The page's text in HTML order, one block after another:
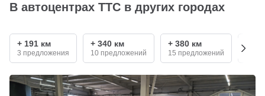
В автоцентрах ТТС в других городах
+ 191 км
3 предложения
+ 340 км
10 предложений
+ 380 км
15 предложений